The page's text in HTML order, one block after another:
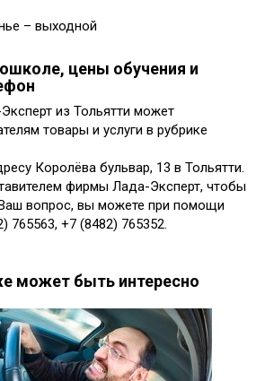
– выходной
цены обучения и
из Тольятти может
товары и услуги в рубрике
Королёва бульвар, 13 в Тольятти.
фирмы Лада-Эксперт, чтобы
вопрос, вы можете при помощи
765563, +7 (8482) 765352.
может быть интересно